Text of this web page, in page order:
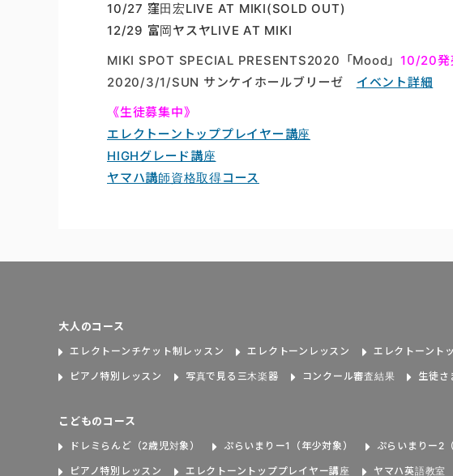
10/27 窪田宏LIVE AT MIKI(SOLD OUT)
12/29 富岡ヤスヤLIVE AT MIKI
MIKI SPOT SPECIAL PRESENTS2020「Mood」 10/20発
2020/3/1/SUN サンケイホールブリーゼ イベント詳細
《生徒募集中》
エレクトーントッププレイヤー講座
HIGHグレード講座
ヤマハ講師資格取得コース
大人のコース
エレクトーンチケット制レッスン エレクトーンレッスン エレクトーント
ピアノ特別レッスン 写真で見る三木楽器 コンクール審査結果 生徒さ
こどものコース
ドレミらんど（2歳児対象） ぷらいまりー1（年少対象） ぷらいまりー2
ピアノ特別レッスン エレクトーントッププレイヤー講座 ヤマハ英語教室